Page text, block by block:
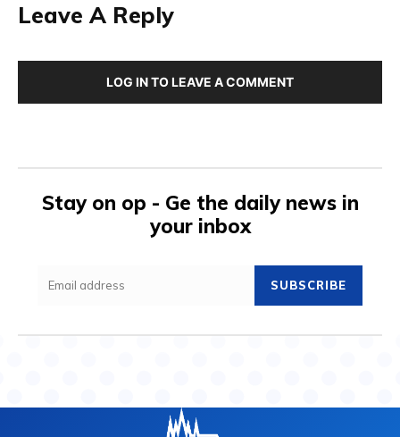
Leave A Reply
LOG IN TO LEAVE A COMMENT
Stay on op - Ge the daily news in
your inbox
SUBSCRIBE